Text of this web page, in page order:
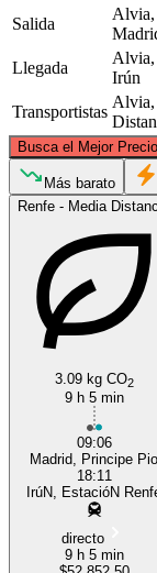
Salida
Alvia,
Llegada
Alvia,
Irún
Transportistas
Alvia,
Busca el Mejor Precio
Más barato
Renfe - Media
3.09 kg CO2
9 h 5 min
09:06
Madrid, Principe Pio
18:11
IrúN, EstacióN
directo
9 h 5 min